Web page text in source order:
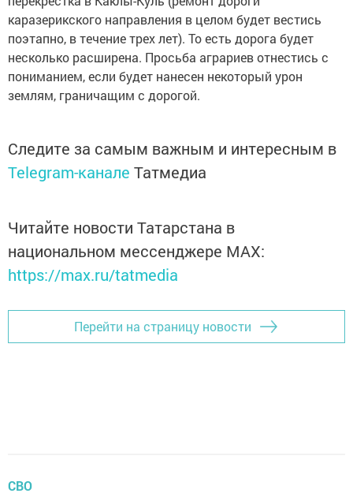
каразерикского направления в целом будет вестись
поэтапно, в течение трех лет). То есть дорога будет
несколько расширена. Просьба аграриев отнестись с
пониманием, если будет нанесен некоторый урон
землям, граничащим с дорогой.
Следите за самым важным и интересным в
Telegram-канале Татмедиа
Читайте новости Татарстана в
национальном мессенджере MАХ:
https://max.ru/tatmedia
Перейти на страницу новости
СВО